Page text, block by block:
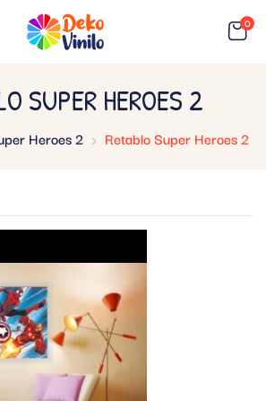
0
SUPER HEROES 2
Heroes 2 Retablo Super Heroes 2